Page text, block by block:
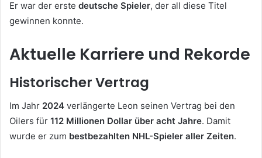
Er war der erste deutsche Spieler, der all diese Titel
gewinnen konnte.
Aktuelle Karriere und Rekorde
Historischer Vertrag
Im Jahr 2024 verlängerte Leon seinen Vertrag bei den
Oilers für 112 Millionen Dollar über acht Jahre. Damit
wurde er zum bestbezahlten NHL-Spieler aller Zeiten.